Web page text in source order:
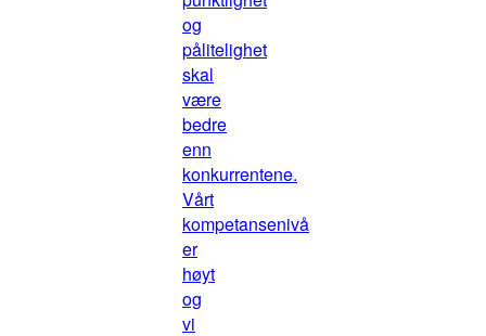
og
pålitelighet
skal
være
bedre
enn
konkurrentene.
Vårt
kompetansenivå
er
høyt
og
vi